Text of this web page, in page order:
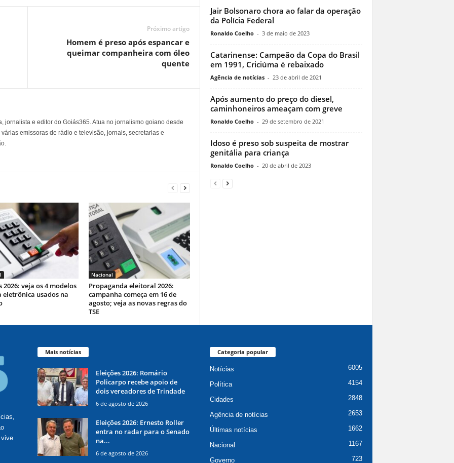
Próximo artigo
Homem é preso após espancar e
queimar companheira com óleo
quente
jornalista e editor do Goiás365. Atua no jornalismo goiano desde
emissoras de rádio e televisão, jornais, secretarias e
2026: veja os 4 modelos
eletrônica usados na
Nacional
Propaganda eleitoral 2026:
campanha começa em 16 de
agosto; veja as novas regras do
TSE
Jair Bolsonaro chora ao falar da operação
da Polícia Federal
Ronaldo Coelho - 3 de maio de 2023
Catarinense: Campeão da Copa do Brasil
em 1991, Criciúma é rebaixado
Agência de notícias - 23 de abril de 2021
Após aumento do preço do diesel,
caminhoneiros ameaçam com greve
Ronaldo Coelho - 29 de setembro de 2021
Idoso é preso sob suspeita de mostrar
genitália para criança
Ronaldo Coelho - 20 de abril de 2023
Mais notícias
Eleições 2026: Romário
Policarpo recebe apoio de
dois vereadores de Trindade
6 de agosto de 2026
Eleições 2026: Ernesto Roller
entra no radar para o Senado
na...
6 de agosto de 2026
Categoria popular
Notícias 6005
Política 4154
Cidades 2848
Agência de notícias 2653
Últimas notícias 1662
Nacional 1167
Governo 723